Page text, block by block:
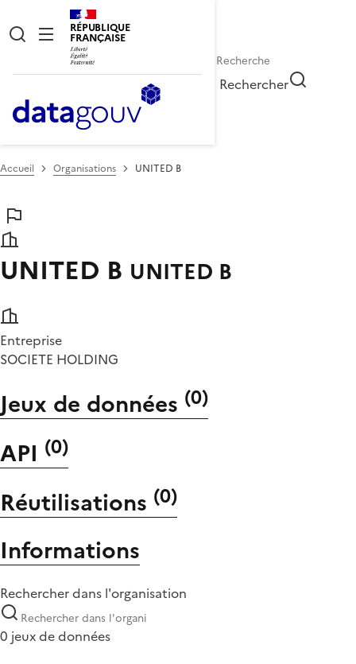
RÉPUBLIQUE
FRANÇAISE
Rechercher
Accueil Organisations UNITED B
UNITED B UNITED B
Entreprise
SOCIETE HOLDING
Jeux de données (0)
API (0)
Réutilisations (0)
Informations
Rechercher dans l'organisation
0 jeux de données